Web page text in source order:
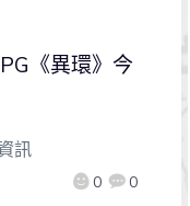
0 0
《異環》今
訊